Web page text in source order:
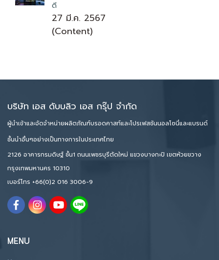
ดี
27 มี.ค. 2567
(Content)
บริษัท เอส ดับบลิว เอส กรุ๊ป จำกัด
ผู้นำเข้าและจัดจำหน่ายผลิตภัณฑ์บรอดคาสท์และโปรเฟสชันนอลโซนี่และแบรนด์
ชั้นนำอื่นๆอย่างเป็นทางการในประเทศไทย
2126 อาคารกรมดิษฐ์ ชั้น1 ถนนเพชรบุรีตัดใหม่ แขวงบางกะปิ เขตห้วยขวาง
กรุงเทพมหานคร 10310
เบอร์โทร +66(0)2 016 3006-9
MENU